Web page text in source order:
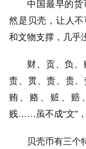
中国最早的
然是贝壳，让人
和文物支撑，几乎
财、贡、负、
责、贯、责、贵、
贿、赂、赃、赔
贱……虽不成“文”，
贝壳币有三个